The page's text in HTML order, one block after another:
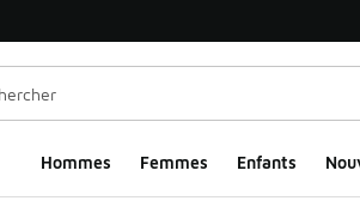
Hommes​ Femmes Enfants